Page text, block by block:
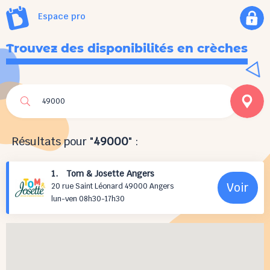
Espace pro
Trouvez des disponibilités en crèches
Résultats pour "49000" :
1. Tom & Josette Angers
20 rue Saint Léonard 49000 Angers
lun-ven 08h30-17h30
Voir